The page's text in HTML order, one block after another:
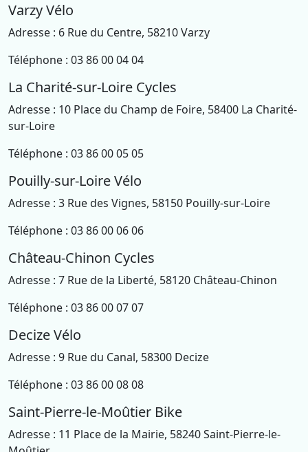
Varzy Vélo
Adresse : 6 Rue du Centre, 58210 Varzy
Téléphone : 03 86 00 04 04
La Charité-sur-Loire Cycles
Adresse : 10 Place du Champ de Foire, 58400 La Charité-
sur-Loire
Téléphone : 03 86 00 05 05
Pouilly-sur-Loire Vélo
Adresse : 3 Rue des Vignes, 58150 Pouilly-sur-Loire
Téléphone : 03 86 00 06 06
Château-Chinon Cycles
Adresse : 7 Rue de la Liberté, 58120 Château-Chinon
Téléphone : 03 86 00 07 07
Decize Vélo
Adresse : 9 Rue du Canal, 58300 Decize
Téléphone : 03 86 00 08 08
Saint-Pierre-le-Moûtier Bike
Adresse : 11 Place de la Mairie, 58240 Saint-Pierre-le-